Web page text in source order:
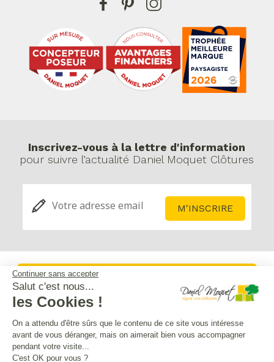
Continuer sans accepter
Salut c'est nous...
les Cookies !
On a attendu d'être sûrs que le contenu de ce site vous intéresse
avant de vous déranger, mais on aimerait bien vous accompagner
pendant votre visite...
C'est OK pour vous ?
Inscrivez-vous à la lettre d'information
pour suivre l’actualité Daniel Moquet Clôtures
Mentions légales
Crédits Agence de communication